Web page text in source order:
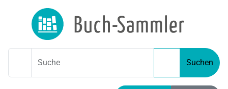
Suche Suchen